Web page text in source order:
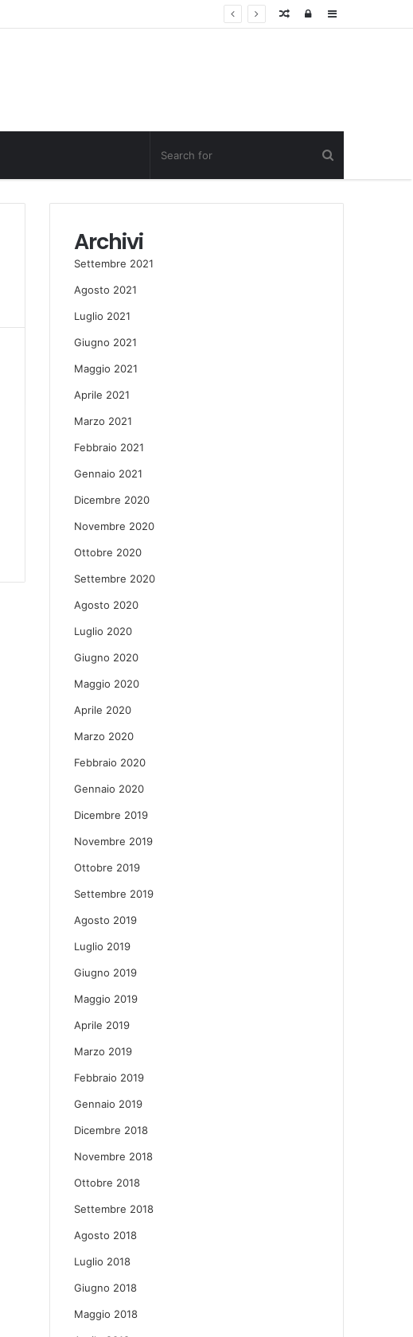
Sidebar
Log
Random
Archivi
Settembre 2021
Agosto 2021
Luglio 2021
Giugno 2021
Maggio 2021
Aprile 2021
Marzo 2021
Febbraio 2021
Gennaio 2021
Dicembre 2020
Novembre 2020
Ottobre 2020
Settembre 2020
Agosto 2020
Luglio 2020
Giugno 2020
Maggio 2020
Aprile 2020
Marzo 2020
Febbraio 2020
Gennaio 2020
Dicembre 2019
Novembre 2019
Ottobre 2019
Settembre 2019
Agosto 2019
Luglio 2019
Giugno 2019
Maggio 2019
Aprile 2019
Marzo 2019
Febbraio 2019
Gennaio 2019
Dicembre 2018
Novembre 2018
Ottobre 2018
Settembre 2018
Agosto 2018
Luglio 2018
Giugno 2018
Maggio 2018